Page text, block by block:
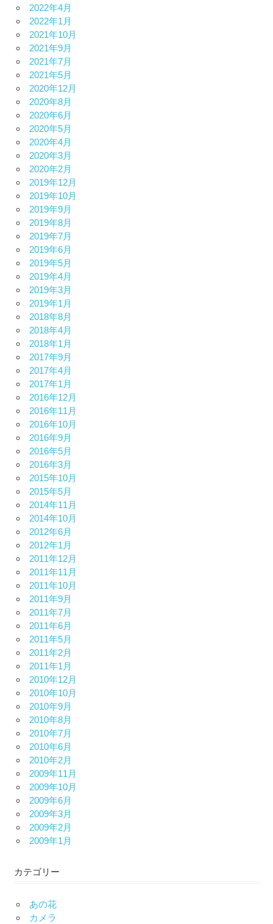
2022年4月
2022年1月
2021年10月
2021年9月
2021年7月
2021年5月
2020年12月
2020年8月
2020年6月
2020年5月
2020年4月
2020年3月
2020年2月
2019年12月
2019年10月
2019年9月
2019年8月
2019年7月
2019年6月
2019年5月
2019年4月
2019年3月
2019年1月
2018年8月
2018年4月
2018年1月
2017年9月
2017年4月
2017年1月
2016年12月
2016年11月
2016年10月
2016年9月
2016年5月
2016年3月
2015年10月
2015年5月
2014年11月
2014年10月
2012年6月
2012年1月
2011年12月
2011年11月
2011年10月
2011年9月
2011年7月
2011年6月
2011年5月
2011年2月
2011年1月
2010年12月
2010年10月
2010年9月
2010年8月
2010年7月
2010年6月
2010年2月
2009年11月
2009年10月
2009年6月
2009年3月
2009年2月
2009年1月
カテゴリー
あの花
カメラ